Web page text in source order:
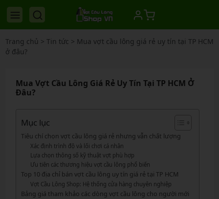
Trang chủ > Tin tức > Mua vợt cầu lông giá rẻ uy tín tại TP HCM
ở đâu?
Mua Vợt Cầu Lông Giá Rẻ Uy Tín Tại TP HCM Ở
Đâu?
Mục lục
Tiêu chí chọn vợt cầu lông giá rẻ nhưng vẫn chất lượng
Xác định trình độ và lối chơi cá nhân
Lựa chọn thông số kỹ thuật vợt phù hợp
Ưu tiên các thương hiệu vợt cầu lông phổ biến
Top 10 địa chỉ bán vợt cầu lông uy tín giá rẻ tại TP HCM
Vợt Cầu Lông Shop: Hệ thống cửa hàng chuyên nghiệp
Bảng giá tham khảo các dòng vợt cầu lông cho người mới